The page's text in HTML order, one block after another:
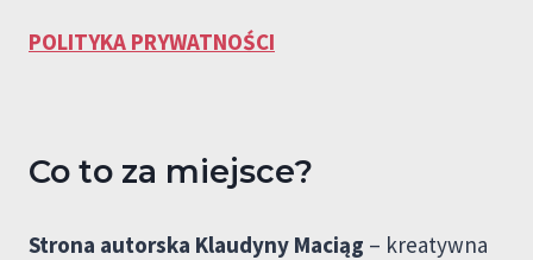
POLITYKA PRYWATNOŚCI
Co to za miejsce?
Strona autorska Klaudyny Maciąg – kreatywna